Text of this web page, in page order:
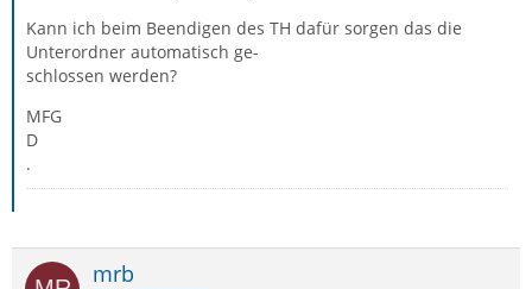
Kann ich beim Beendigen des TH dafür sorgen das die
Unterordner automatisch ge-
schlossen werden?
MFG
D
.
mrb